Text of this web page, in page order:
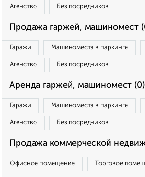
Агенство Без посредников
Продажа гаржей, машиномест
Гаражи Машиноместа в паркинге
Агенство Без посредников
Аренда гаржей, машиномест (0)
Гаражи Машиноместа в паркинге
Агенство Без посредников
Продажа коммерческой
Офисное помещение Торговое